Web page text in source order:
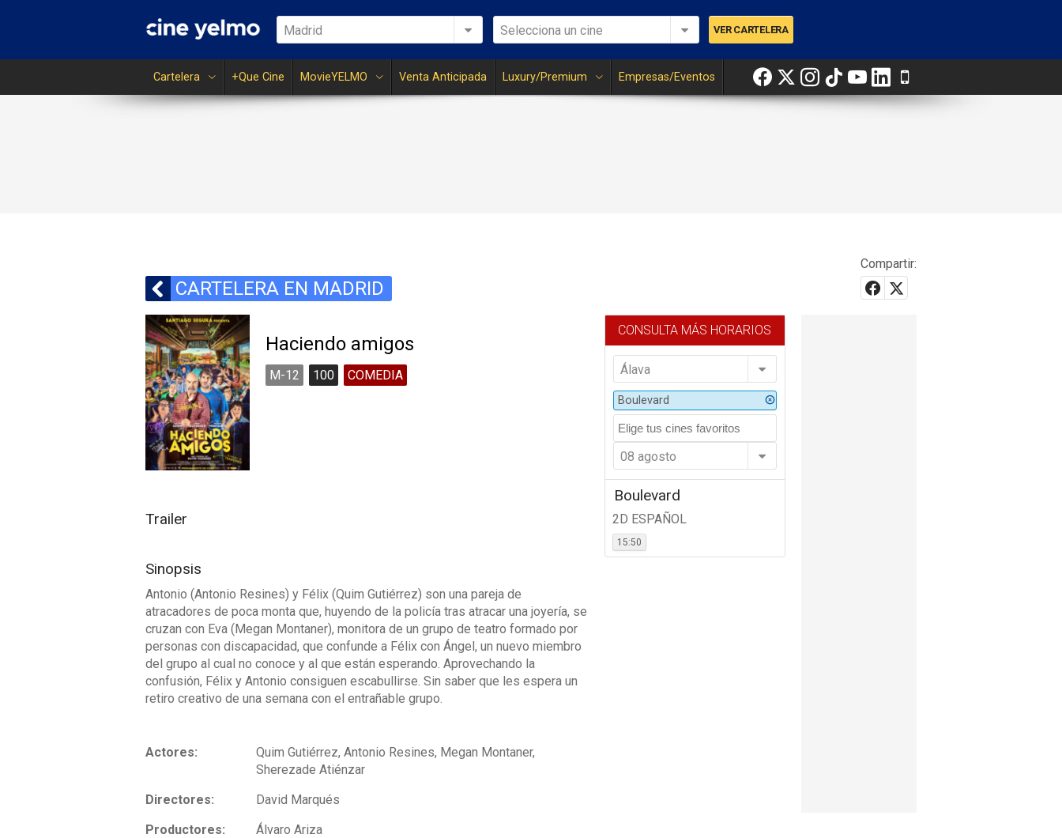
Madrid Selecciona un cine
Cartelera +Que Cine MovieYELMO Venta Anticipada Luxury/Premium Empresas/Eventos
CARTELERA EN MADRID
Compartir:
Haciendo amigos
M-12 100 COMEDIA
Trailer
Sinopsis
Antonio (Antonio Resines) y Félix (Quim Gutiérrez) son una pareja de
atracadores de poca monta que, huyendo de la policía tras atracar una joyería, se
cruzan con Eva (Megan Montaner), monitora de un grupo de teatro formado por
personas con discapacidad, que confunde a Félix con Ángel, un nuevo miembro
del grupo al cual no conoce y al que están esperando. Aprovechando la
confusión, Félix y Antonio consiguen escabullirse. Sin saber que les espera un
retiro creativo de una semana con el entrañable grupo.
Actores:
Quim Gutiérrez, Antonio Resines, Megan Montaner,
Sherezade Atiénzar
Directores:
David Marqués
Productores:
Álvaro Ariza
CONSULTA MÁS HORARIOS
Álava
Boulevard
08 agosto
Boulevard
2D ESPAÑOL
15:50